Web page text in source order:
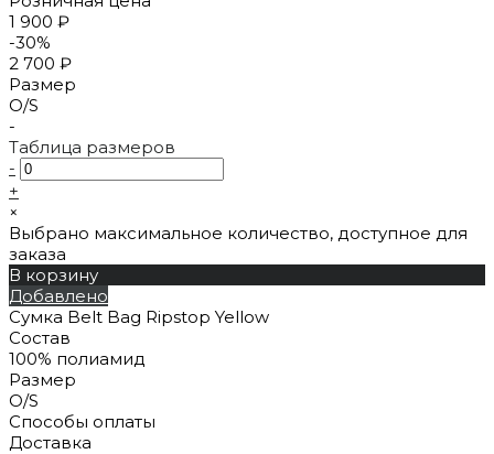
1 900 ₽
-30%
2 700 ₽
Размер
O/S
-
Таблица размеров
-
+
×
Выбрано максимальное количество, доступное для
заказа
В корзину
Добавлено
Сумка Belt Bag Ripstop Yellow
Состав
100% полиамид
Размер
O/S
Способы оплаты
Доставка